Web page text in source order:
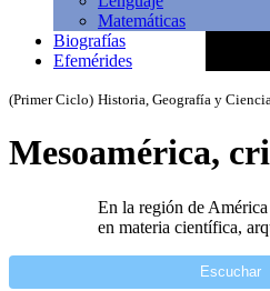
Matemáticas
Biografías
Efemérides
(Primer Ciclo) Historia, Geografía y
Mesoamérica,
En la región de
en materia científica,
Escuchar